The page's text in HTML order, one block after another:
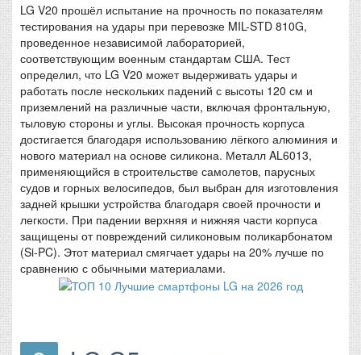
LG V20 прошёл испытание на прочность по показателям
тестирования на удары при перевозке MIL-STD 810G,
проведенное независимой лабораторией,
соответствующим военным стандартам США. Тест
определил, что LG V20 может выдерживать удары и
работать после нескольких падений с высоты 120 см и
приземлений на различные части, включая фронтальную,
тыловую стороны и углы. Высокая прочность корпуса
достигается благодаря использованию лёгкого алюминия и
нового материал на основе силикона. Металл AL6013,
применяющийся в строительстве самолетов, парусных
судов и горных велосипедов, был выбран для изготовления
задней крышки устройства благодаря своей прочности и
легкости. При падении верхняя и нижняя части корпуса
защищены от повреждений силиконовым поликарбонатом
(Si-PC). Этот материал смягчает удары на 20% лучше по
сравнению с обычными материалами.